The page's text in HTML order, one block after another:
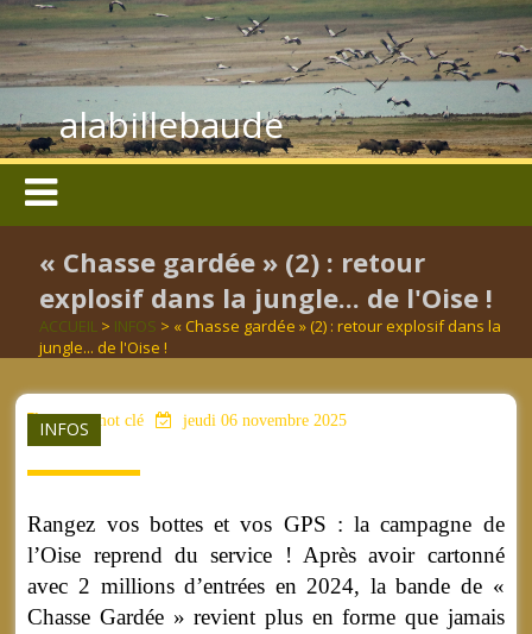
alabillebaude
« Chasse gardée » (2) : retour
explosif dans la jungle... de l'Oise !
ACCUEIL > INFOS > « Chasse gardée » (2) : retour explosif dans la
jungle... de l'Oise !
INFOS
aucun mot clé jeudi 06 novembre 2025
Rangez vos bottes et vos GPS : la campagne de
l’Oise reprend du service ! Après avoir cartonné
avec 2 millions d’entrées en 2024, la bande de «
Chasse Gardée » revient plus en forme que jamais